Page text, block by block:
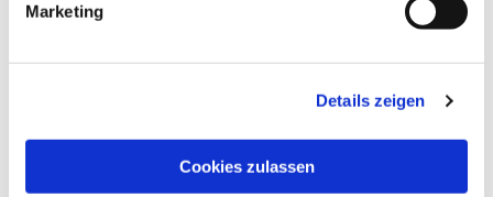
Marketing
Details zeigen
Cookies zulassen
NAVIGATION